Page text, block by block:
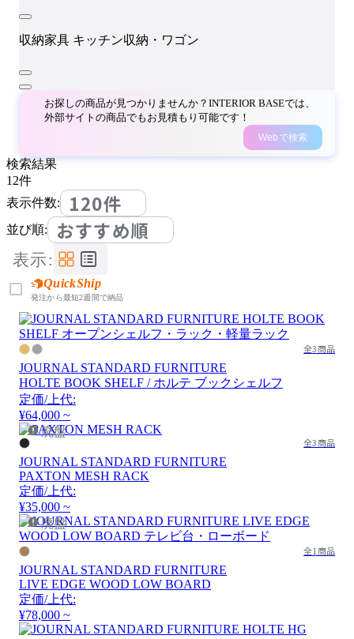
収納家具 キッチン収納・ワゴン
お探しの商品が見つかりませんか？INTERIOR BASEでは、
外部サイトの商品でもお見積もり可能です！
Webで検索
検索結果
12件
表示件数:
120件
並び順: おすすめ順
表示:
QuickShip
発注から最短2週間で納品
全3商品
JOURNAL STANDARD FURNITURE
HOLTE BOOK SHELF / ホルテ ブックシェルフ
定価/上代:
¥64,000 ~
廃盤
全3商品
JOURNAL STANDARD FURNITURE
PAXTON MESH RACK
定価/上代:
¥35,000 ~
廃盤
全1商品
JOURNAL STANDARD FURNITURE
LIVE EDGE WOOD LOW BOARD
定価/上代:
¥78,000 ~